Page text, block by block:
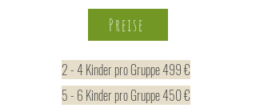
Preise
2 - 4 Kinder pro Gruppe 499 €
5 - 6 Kinder pro Gruppe 450 €